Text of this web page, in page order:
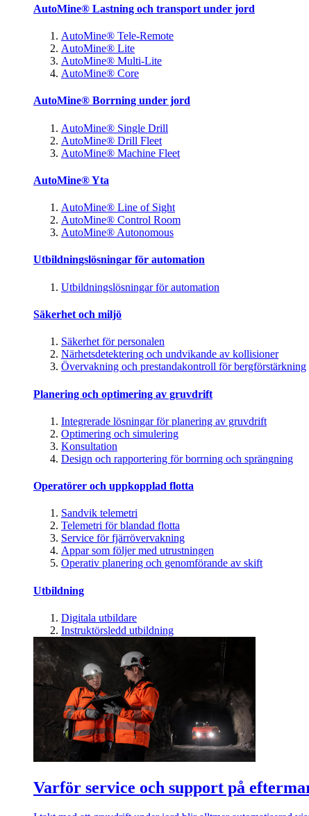
AutoMine® Lastning och transport under jord
AutoMine® Tele-Remote
AutoMine® Lite
AutoMine® Multi-Lite
AutoMine® Core
AutoMine® Borrning under jord
AutoMine® Single Drill
AutoMine® Drill Fleet
AutoMine® Machine Fleet
AutoMine® Yta
AutoMine® Line of Sight
AutoMine® Control Room
AutoMine® Autonomous
Utbildningslösningar för automation
Utbildningslösningar för automation
Säkerhet och miljö
Säkerhet för personalen
Närhetsdetektering och undvikande av kollisioner
Övervakning och prestandakontroll för bergförstärkning
Planering och optimering av gruvdrift
Integrerade lösningar för planering av gruvdrift
Optimering och simulering
Konsultation
Design och rapportering för borrning och sprängning
Operatörer och uppkopplad flotta
Sandvik telemetri
Telemetri för blandad flotta
Service för fjärrövervakning
Appar som följer med utrustningen
Operativ planering och genomförande av skift
Utbildning
Digitala utbildare
Instruktörsledd utbildning
Varför service och support på